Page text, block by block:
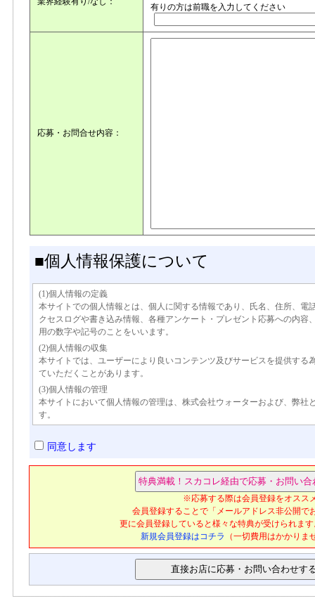
有りの方は前職を入力してください
応募・お問合せ内容：
■個人情報保護について
(1)個人情報の定義
本サイトでの個人情報とは、個人に関する情報であり、氏名、住所、電
クセスログや書き込み情報、各種アンケート・プレゼント応募への内容
用の数字や記号のことをいいます。
(2)個人情報の収集
本サイトでは、ユーザーにより良いコンテンツ及びサービスを提供する
ていただくことがあります。
(3)個人情報の管理
本サイトにおいて個人情報の管理は、株式会社ウォーターおよび、弊社
す。
本サイトでは、広告主に対しサイトへのアクセス数・アンケートなどの
ーの事前の承諾なく個人情報を第三者に提供することの無いよう義務付
外の目的で許可なく利用することはありません。
本サイトでは、弊社および機密保持契約を結んだ協力企業以外に、ユ
たしません。ただし、以下のような場合は、当該ユーザーの事前の同
1.裁判所、検察庁、警察、弁護士会、消費者センターまたはこれらに準
2.利用者が第三者に不利益を及ぼすと弊社が判断した場合
3.弊社の財産や権利を保護するために必要がある場合
同意します
※応募する際は会員登録をオスス
会員登録することで「メールアドレス非公開で
更に会員登録していると様々な特典が受けられま
新規会員登録はコチラ
（一切費用はかかり